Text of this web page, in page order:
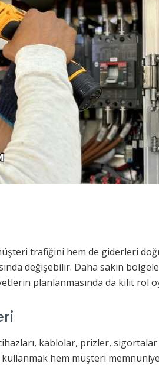
trafiğini hem de giderleri
değişebilir. Daha sakin
planlanmasında da kilit rol
kablolar, prizler,
hem müşteri